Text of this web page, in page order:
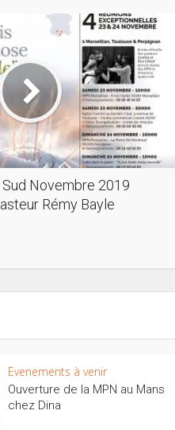
Novembre 2019
Rémy Bayle
Evenements à venir
Ouverture de la MPN au Mans
chez Dina